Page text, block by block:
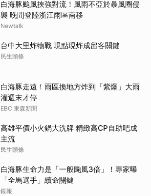
白海豚颱風挾強對流！風雨不亞於暴風圈侵
襲 晚間登陸浙江雨區南移
Newtalk
台中大里炸物戰 現點現炸成留客關鍵
民生頭條
白海豚走遠！雨區換地方炸到「紫爆」大雨
灌週末才停
EBC 東森新聞
高雄平價小火鍋大洗牌 精緻高CP自助吧成
主流
民生頭條
白海豚生命力是「一般颱風3倍」！專家曝
「全馬選手」續命關鍵
鏡報